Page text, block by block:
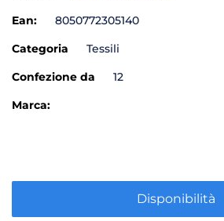
Ean:
8050772305140
Categoria
Tessili
Confezione da
12
Marca:
Disponibilità